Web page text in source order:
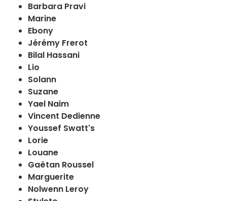
Barbara Pravi
Marine
Ebony
Jérémy Frerot
Bilal Hassani
Lio
Solann
Suzane
Yael Naim
Vincent Dedienne
Youssef Swatt's
Lorie
Louane
Gaëtan Roussel
Marguerite
Nolwenn Leroy